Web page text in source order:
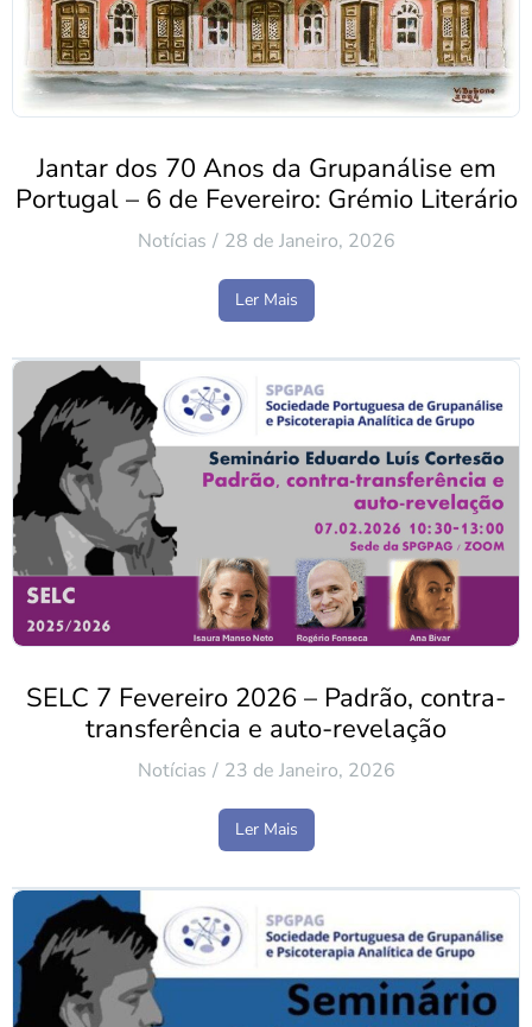
Jantar dos 70 Anos da Grupanálise em
Portugal – 6 de Fevereiro: Grémio Literário
Notícias 28 de Janeiro, 2026
Ler Mais
SELC 7 Fevereiro 2026 – Padrão, contra-
transferência e auto-revelação
Notícias 23 de Janeiro, 2026
Ler Mais